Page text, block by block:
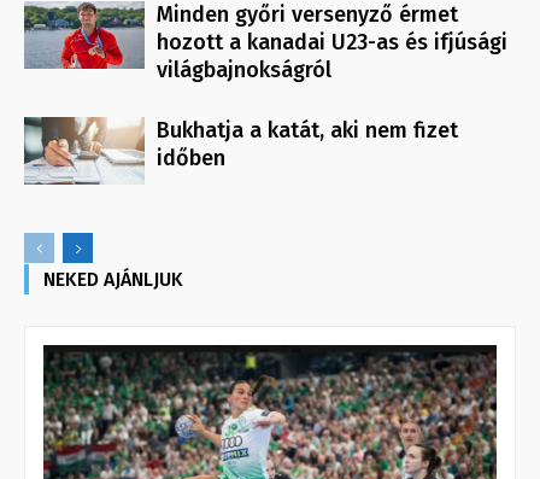
Minden győri versenyző érmet
hozott a kanadai U23-as és ifjúsági
világbajnokságról
Bukhatja a katát, aki nem fizet
időben
NEKED AJÁNLJUK